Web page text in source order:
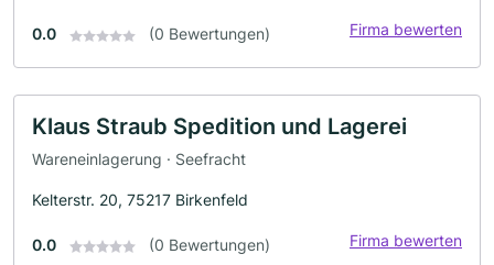
0.0 (0 Bewertungen) Firma bewerten
Klaus Straub Spedition und Lagerei
Wareneinlagerung · Seefracht
Kelterstr. 20, 75217 Birkenfeld
0.0 (0 Bewertungen) Firma bewerten